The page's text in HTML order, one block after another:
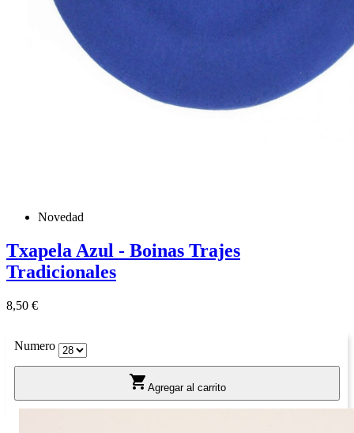
Novedad
Txapela Azul - Boinas Trajes
Tradicionales
Precio
8,50 €
Numero
 Agregar al carrito